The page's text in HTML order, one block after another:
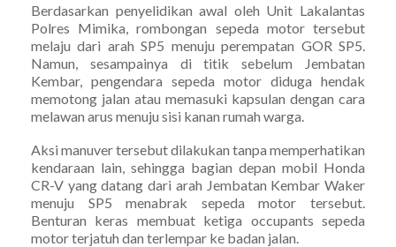
Berdasarkan penyelidikan awal oleh Unit Lakalantas
Polres Mimika, rombongan sepeda motor tersebut
melaju dari arah SP5 menuju perempatan GOR SP5.
Namun, sesampainya di titik sebelum Jembatan
Kembar, pengendara sepeda motor diduga hendak
memotong jalan atau memasuki kapsulan dengan cara
melawan arus menuju sisi kanan rumah warga.
Aksi manuver tersebut dilakukan tanpa memperhatikan
kendaraan lain, sehingga bagian depan mobil Honda
CR-V yang datang dari arah Jembatan Kembar Waker
menuju SP5 menabrak sepeda motor tersebut.
Benturan keras membuat ketiga occupants sepeda
motor terjatuh dan terlempar ke badan jalan.